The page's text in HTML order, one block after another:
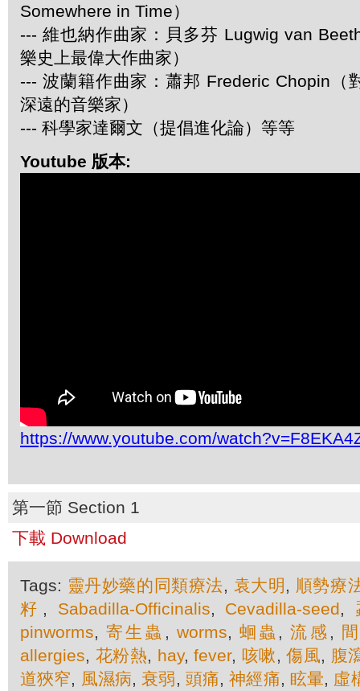
Somewhere in Time）
--- 維也納作曲家：貝多芬 Lugwig van
樂史上最偉大作曲家）
--- 波蘭籍作曲家：蕭邦 Frederic Chopin（
深遠的音樂家）
--- 科學家達爾文（提倡進化論）等等
Youtube 版本:
https://www.youtube.com/
第一節 Section 1
下載 Download
Tags: 靈丹妙藥的同類療法, 袁大明 , 順勢療
籽 , Sabadilla-Officinalis, Cevadilla-seed,
pinworms,寄生蟲 , worms, 蛔蟲 ,流感 ,
allergies, 花粉熱, hay,fever, 咳嗽,傷風, 腹
道狹窄, 風濕病, 衰弱, 頭痛,神經痛, 眩暈, 虛